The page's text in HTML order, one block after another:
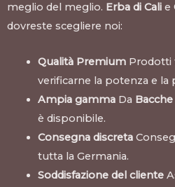
meglio del meglio. Erba di Cali e
dovreste scegliere noi:
Qualità PremiumProdotti
verificarne la potenza e la
Ampia gammaDa
è disponibile.
Consegna discreta
tutta la Germania.
Soddisfazione del cliente